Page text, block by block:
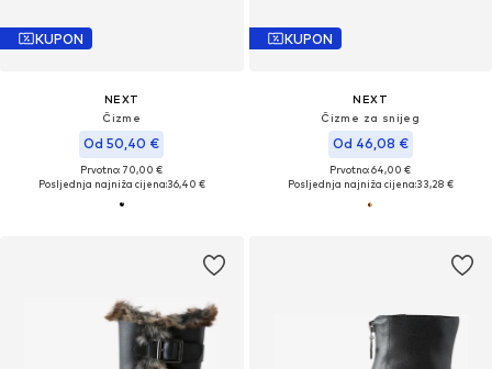
KUPON
NEXT
Čizme
Od 50,40 €
Prvotno: 70,00 €
Posljednja najniža cijena:36,40 €
KUPON
NEXT
Čizme za snijeg
Od 46,08 €
Prvotno: 64,00 €
Posljednja najniža cijena:33,28 €